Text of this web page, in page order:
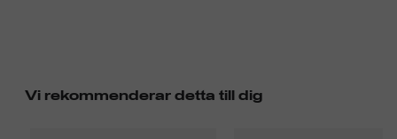
Vi rekommenderar detta till dig